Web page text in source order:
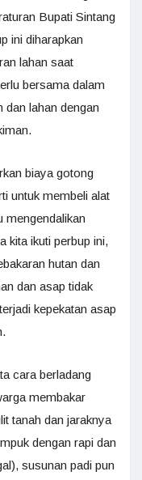
Bupati Sintang
ini diharapkan
lahan saat
bersama dalam
dan lahan dengan
biaya gotong
untuk membeli alat
kita ikuti perbup ini,
hutan dan
dan asap tidak
kepekatan asap
cara berladang
membakar
tanah dan jaraknya
dengan rapi dan
susunan padi pun